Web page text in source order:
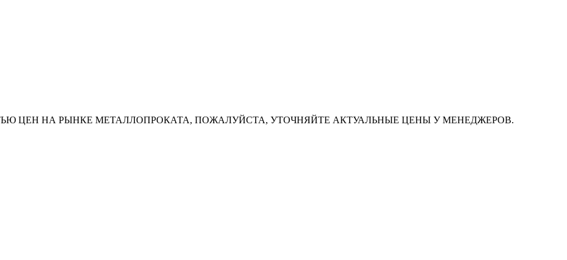
ЦЕН НА РЫНКЕ МЕТАЛЛОПРОКАТА, ПОЖАЛУЙСТА, УТОЧНЯЙТЕ АКТУАЛЬНЫЕ ЦЕНЫ У МЕНЕДЖЕРОВ.